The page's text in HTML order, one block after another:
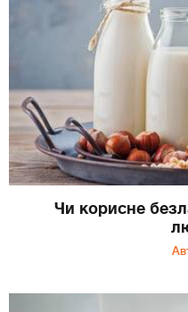
Чи корисне